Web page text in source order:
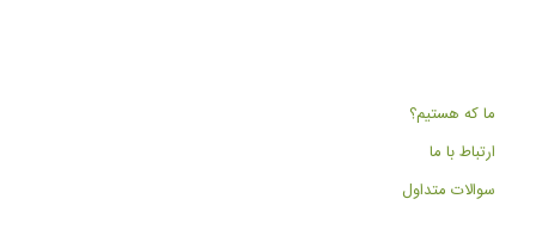
ما که هستیم؟
ارتباط با ما
سوالات متداول